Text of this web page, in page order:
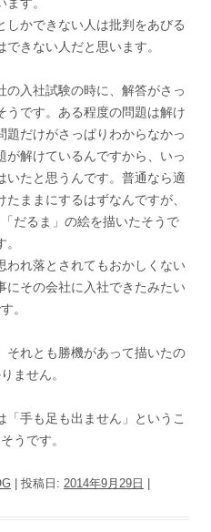
しかできない人は批判をあびる
きない人だと思います。
の入社試験の時に、解答がさっ
うです。ある程度の問題は解け
題だけがさっぱりわからなかっ
が解けているんですから、いっ
いたと思うんです。普通なら適
ままにするはずなんですが、
だるま」の絵を描いたそうで
。
われ落とされてもおかしくない
にその会社に入社できたみたい
。
それとも勝機があって描いたの
ません。
手も足も出ません」というこ
うです。
| 投稿日: 2014年9月29日